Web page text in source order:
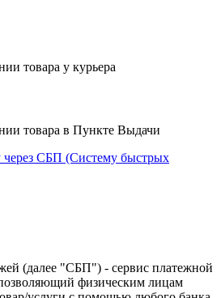
товара у курьера
товара в Пункте Выдачи
через СБП (Систему быстрых
(далее "СБП") - сервис платежной
физическим лицам